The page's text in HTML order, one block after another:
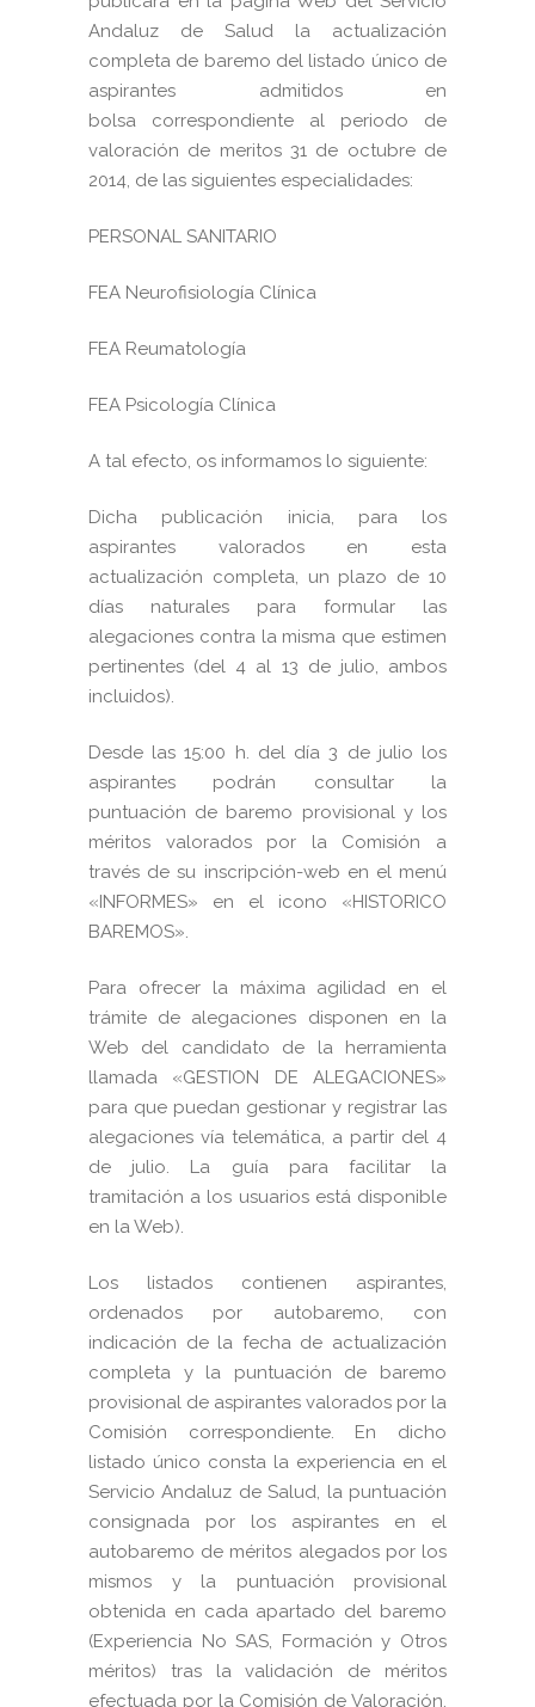
Andaluz de Salud la actualización
completa de baremo del listado único de
aspirantes admitidos en
bolsa correspondiente al periodo de
valoración de meritos 31 de octubre de
2014, de las siguientes especialidades:
PERSONAL SANITARIO
FEA Neurofisiología Clínica
FEA Reumatología
FEA Psicología Clínica
A tal efecto, os informamos lo siguiente:
Dicha publicación inicia, para los
aspirantes valorados en esta
actualización completa, un plazo de 10
días naturales para formular las
alegaciones contra la misma que estimen
pertinentes (del 4 al 13 de julio, ambos
incluidos).
Desde las 15:00 h. del día 3 de julio los
aspirantes podrán consultar la
puntuación de baremo provisional y los
méritos valorados por la Comisión a
través de su inscripción-web en el menú
«INFORMES» en el icono «HISTORICO
BAREMOS».
Para ofrecer la máxima agilidad en el
trámite de alegaciones disponen en la
Web del candidato de la herramienta
llamada «GESTION DE ALEGACIONES»
para que puedan gestionar y registrar las
alegaciones vía telemática, a partir del 4
de julio. La guía para facilitar la
tramitación a los usuarios está disponible
en la Web).
Los listados contienen aspirantes,
ordenados por autobaremo, con
indicación de la fecha de actualización
completa y la puntuación de baremo
provisional de aspirantes valorados por la
Comisión correspondiente. En dicho
listado único consta la experiencia en el
Servicio Andaluz de Salud, la puntuación
consignada por los aspirantes en el
autobaremo de méritos alegados por los
mismos y la puntuación provisional
obtenida en cada apartado del baremo
(Experiencia No SAS, Formación y Otros
méritos) tras la validación de méritos
efectuada por la Comisión de Valoración.